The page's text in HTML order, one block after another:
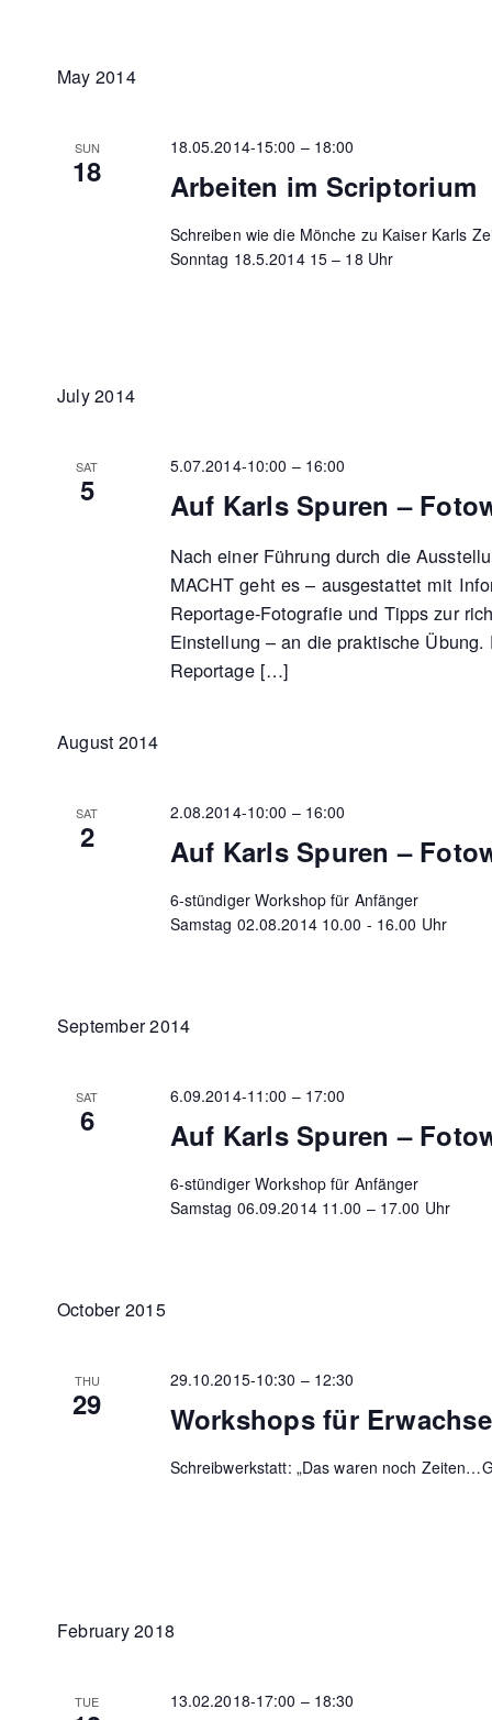
May 2014
SUN
18 Arbeiten im Scriptorium
18.05.2014-15:00 – 18:00
Schreiben wie die Mönche zu Kaiser Karls
Sonntag 18.5.2014 15 – 18 Uhr
July 2014
SAT
5 Auf Karls Spuren –
5.07.2014-10:00 – 16:00
Nach einer Führung durch die
MACHT geht es – ausgestattet mit
Reportage-Fotografie und Tipps zur
Einstellung – an die praktische
Reportage […]
August 2014
SAT
2 Auf Karls Spuren –
2.08.2014-10:00 – 16:00
6-stündiger Workshop für Anfänger
Samstag 02.08.2014 10.00 - 16.00 Uhr
September 2014
SAT
6 Auf Karls Spuren –
6.09.2014-11:00 – 17:00
6-stündiger Workshop für Anfänger
Samstag 06.09.2014 11.00 – 17.00 Uhr
October 2015
THU
29 Workshops für
29.10.2015-10:30 – 12:30
Schreibwerkstatt: „Das waren noch
February 2018
TUE 13.02.2018-17:00 – 18:30